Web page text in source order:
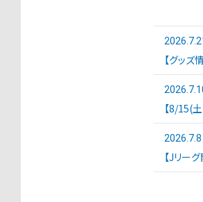
【グッ
【8/15(
2026.7.8
【Jリー